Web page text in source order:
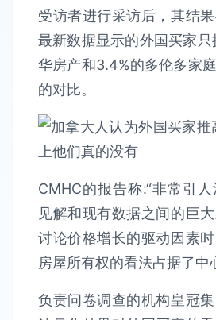
受访者进行采访后，其结
最新数据显示的外国买家
华房产和3.4%的多伦多家
的对比。
CMHC的报告称:“非常引
见解和现有数据之间的巨
讨论价格增长的驱动因素
房屋所有权的看法占据了中
负责问卷调查的机构皇冠